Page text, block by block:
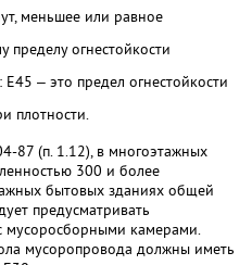
меньшее или равное
пределу огнестойкости
– это предел огнестойкости
плотности.
87 (п. 1.12), в многоэтажных
300 и более
бытовых зданиях общей
предусматривать
мусоросборными камерами.
мусоропровода должны иметь